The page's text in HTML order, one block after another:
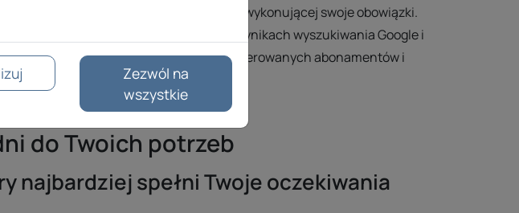
własną rękę szukać agencji rzetelnie wykonującej swoje obowiązki.
Twojego sklepu internetowego w wynikach wyszukiwania Google i
pakietu z oferty. Sprawdź szczegóły oferowanych abonamentów i
do Twoich potrzeb
najbardziej spełni Twoje oczekiwania
Zezwól na
wszystkie